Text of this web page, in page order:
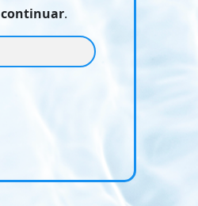
continuar.